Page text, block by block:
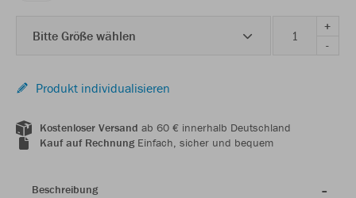
Bitte Größe wählen
+
-
Produkt individualisieren
Kostenloser Versand ab 60 € innerhalb Deutschland
Kauf auf RechnungEinfach, sicher und bequem
Beschreibung